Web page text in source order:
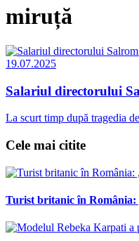
miruță
19.07.2025
Salariul directorului
La scurt timp după tragedia
Cele mai citite
Turist britanic în România: